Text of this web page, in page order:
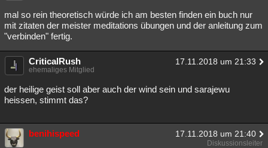
mal so rein theoretisch würde ich am besten finden ein buch nur
mit zitaten der meister meditations übungen und der anleitung zum
"verbinden" fertig.
CriticalRush 17.11.2018 um 21:33
ehemaliges Mitglied
der heilige geist soll aber auch der wind sein und sarajewu
heissen, stimmt das?
benihispeed 17.11.2018 um 21:40
Diskussionsleiter